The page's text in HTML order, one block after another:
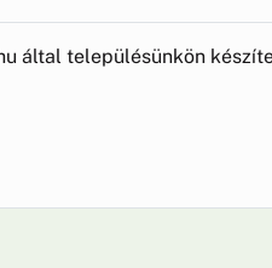
által településünkön